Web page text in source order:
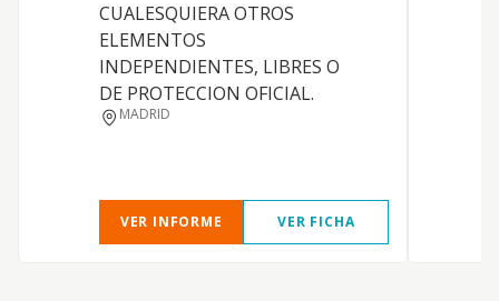
CUALESQUIERA OTROS
ELEMENTOS
INDEPENDIENTES, LIBRES O
DE PROTECCION OFICIAL.
MADRID
VER INFORME VER FICHA